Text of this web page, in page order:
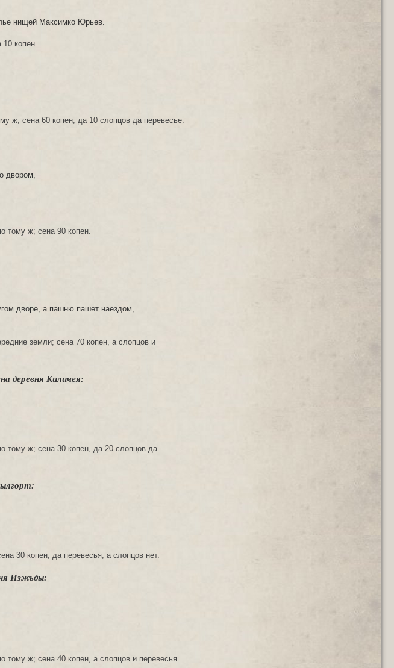
нищей Максимко Юрьев.
копен.
ж; сена 60 копен, да 10 слопцов да перевесье.
двором,
тому ж; сена 90 копен.
дворе, а пашню пашет наездом,
земли; сена 70 копен, а слопцов и
деревня Киличея:
тому ж; сена 30 копен, да 20 слопцов да
30 копен; да перевесья, а слопцов нет.
Изжьды:
тому ж; сена 40 копен, а слопцов и перевесья